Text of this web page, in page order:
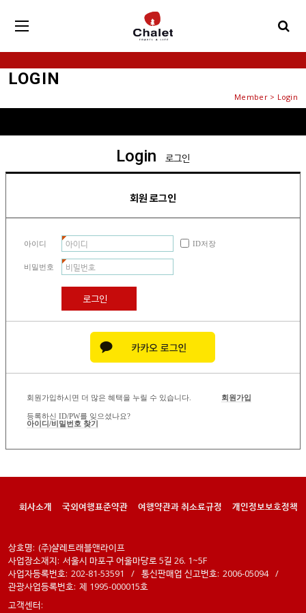
LOGIN
Member > Login
Login 로그인
회원 로그인
아이디 ID저장
비밀번호
로그인
회원가입하시면 더 많은 혜택을 누릴 수 있습니다. 회원가입
등록하신 ID/PW를 잊으셨나요?
아이디/비밀번호 찾기
회사소개 국외여행표준약관 여행약관과 취소료규정 개인정보보호정책
상호명: (주)샬레트래블앤라이프
사업장소재지: 서울시 마포구 어울마당로 5길 26. 1~5F
사업자등록번호: 202-81-53591 / 통신판매업 신고번호: 2006-05094 /
관광사업등록번호: 제 1995-000015호
고객센터: